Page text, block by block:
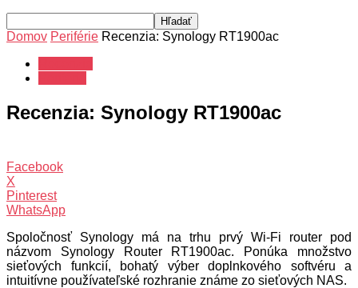
Domov Periférie Recenzia: Synology RT1900ac
Recenzia: Synology RT1900ac
Facebook
X
Pinterest
WhatsApp
Spoločnosť Synology má na trhu prvý Wi-Fi router pod
názvom Synology Router RT1900ac. Ponúka množstvo
sieťových funkcií, bohatý výber doplnkového softvéru a
intuitívne používateľské rozhranie známe zo sieťových NAS.